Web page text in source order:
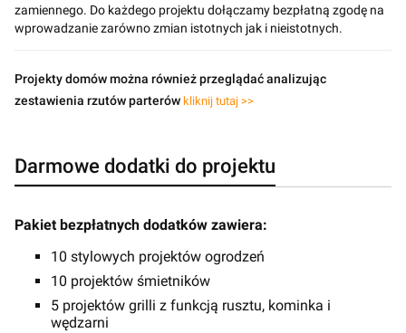
zamiennego. Do każdego projektu dołączamy bezpłatną zgodę na
wprowadzanie zarówno zmian istotnych jak i nieistotnych.
Projekty domów można również przeglądać analizując
zestawienia rzutów parterów kliknij tutaj >>
Darmowe dodatki do projektu
Pakiet bezpłatnych dodatków zawiera:
10 stylowych projektów ogrodzeń
10 projektów śmietników
5 projektów grilli z funkcją rusztu, kominka i
wędzarni